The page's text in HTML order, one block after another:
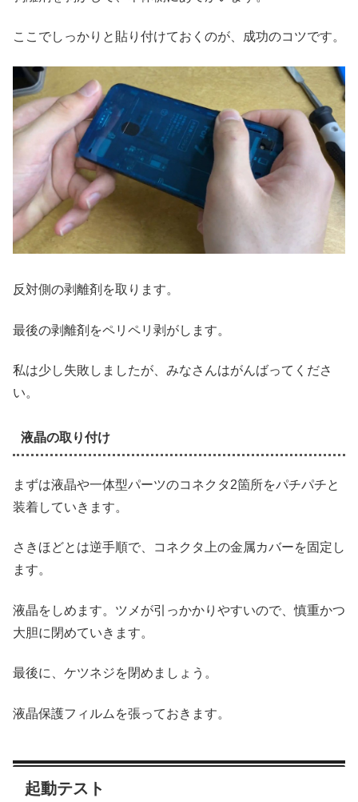
ここでしっかりと貼り付けておくのが、成功のコツです。
反対側の剥離剤を取ります。
最後の剥離剤をペリペリ剥がします。
私は少し失敗しましたが、みなさんはがんばってくださ
い。
液晶の取り付け
まずは液晶や一体型パーツのコネクタ2箇所をパチパチと
装着していきます。
さきほどとは逆手順で、コネクタ上の金属カバーを固定し
ます。
液晶をしめます。ツメが引っかかりやすいので、慎重かつ
大胆に閉めていきます。
最後に、ケツネジを閉めましょう。
液晶保護フィルムを張っておきます。
起動テスト